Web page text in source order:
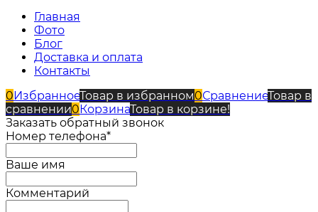
Главная
Фото
Блог
Доставка и оплата
Контакты
0ИзбранноеТовар в избранном0СравнениеТовар в
сравнении0КорзинаТовар в корзине!
Заказать обратный звонок
Номер телефона*
Ваше имя
Комментарий